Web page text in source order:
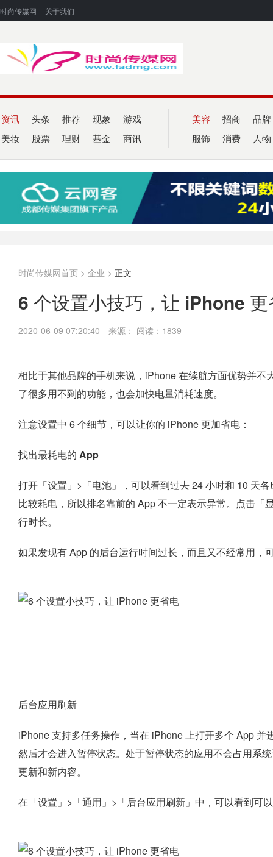
时尚传媒网 关于我们
资讯 头条 推荐 现象 游戏
美妆 股票 理财 基金 商讯
美容 招商 品牌
服饰 消费 人物
时尚传媒网首页 > 企业 > 正文
6 个设置小技巧，让 iPhone
2020-06-09 07:20:40 来源： 阅读：1839
相比于其他品牌的手机来说，iPhone 在续航方面优势并
了很多用不到的功能，也会加快电量消耗速度。
注意设置中 6 个细节，可以让你的 iPhone 更加省电：
找出最耗电的 App
打开「设置」>「电池」，可以看到过去 24 小时和 10 天
比较耗电，所以排名靠前的 App 不一定表示异常。点击
行时长。
如果发现有 App 的后台运行时间过长，而且又不经常用
后台应用刷新
iPhone 支持多任务操作，当在 iPhone 上打开多个 App
然后才会进入暂停状态。处于暂停状态的应用不会占用系
更新和新内容。
在「设置」>「通用」>「后台应用刷新」中，可以看到可